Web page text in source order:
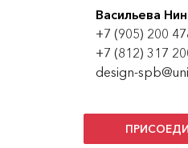
Васильева
+7 (905) 200
+7 (812) 317
design-